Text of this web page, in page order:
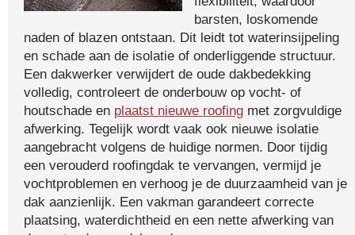
barsten, loskomende
naden of blazen ontstaan. Dit leidt tot waterinsijpeling
en schade aan de isolatie of onderliggende structuur.
Een dakwerker verwijdert de oude dakbedekking
volledig, controleert de onderbouw op vocht- of
houtschade en plaatst nieuwe roofing met zorgvuldige
afwerking. Tegelijk wordt vaak ook nieuwe isolatie
aangebracht volgens de huidige normen. Door tijdig
een verouderd roofingdak te vervangen, vermijd je
vochtproblemen en verhoog je de duurzaamheid van je
dak aanzienlijk. Een vakman garandeert correcte
plaatsing, waterdichtheid en een nette afwerking van